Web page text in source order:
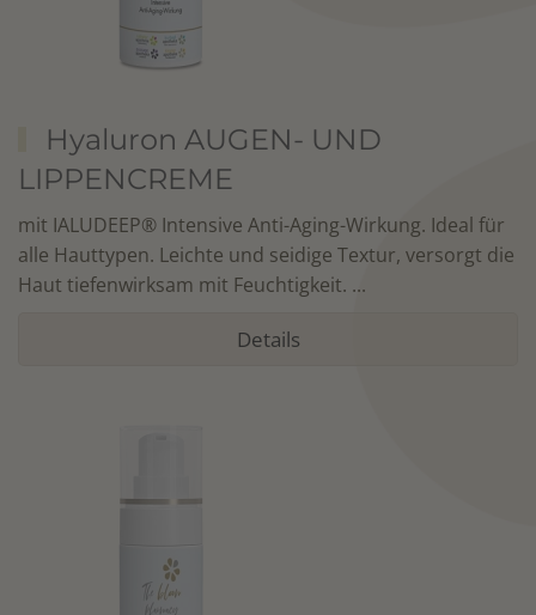
Hyaluron AUGEN- UND
LIPPENCREME
mit IALUDEEP® Intensive Anti-Aging-Wirkung. Ideal für
alle Hauttypen. Leichte und seidige Textur, versorgt die
Haut tiefenwirksam mit Feuchtigkeit. ...
Details